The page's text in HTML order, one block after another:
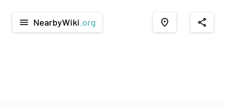
menu NearbyWiki .org place share